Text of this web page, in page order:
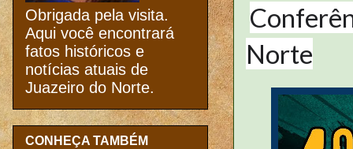
Norte
Obrigada pela visita.
Aqui você encontrará
fatos históricos e
notícias atuais de
Juazeiro do Norte.
CONHEÇA TAMBÉM